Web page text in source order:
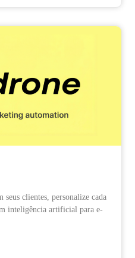
clientes, personalize cada
inteligência artificial para e-